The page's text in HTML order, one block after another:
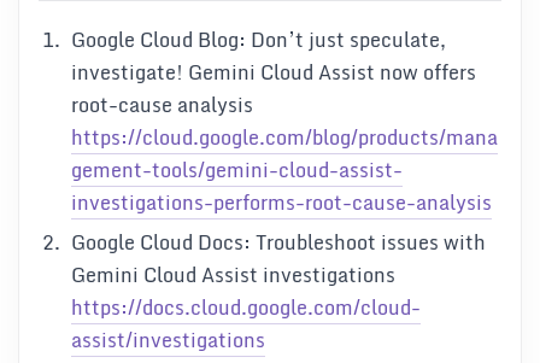
Google Cloud Blog: Don’t just speculate,
investigate! Gemini Cloud Assist now offers
root-cause analysis
https://cloud.google.com/blog/products/mana
gement-tools/gemini-cloud-assist-
investigations-performs-root-cause-analysis
Google Cloud Docs: Troubleshoot issues with
Gemini Cloud Assist investigations
https://docs.cloud.google.com/cloud-
assist/investigations